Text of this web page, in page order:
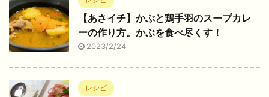
【あさイチ】かぶと鶏手羽のスープカレ
ーの作り方。かぶを食べ尽くす！
2023/2/24
レシピ